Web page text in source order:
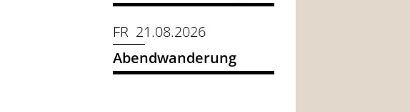
FR 21.08.2026
Abendwanderung